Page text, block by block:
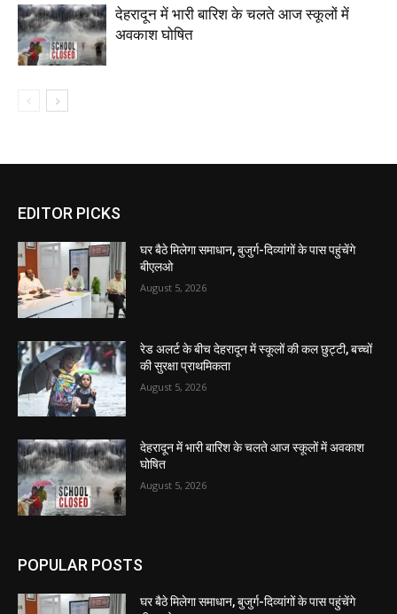
देहरादून में भारी बारिश के चलते आज स्कूलों में
अवकाश घोषित
EDITOR PICKS
घर बैठे मिलेगा समाधान, बुजुर्ग-दिव्यांगों के पास पहुंचेंगे
बीएलओ
August 5, 2026
रेड अलर्ट के बीच देहरादून में स्कूलों की कल छुट्टी, बच्चों
की सुरक्षा प्राथमिकता
August 5, 2026
देहरादून में भारी बारिश के चलते आज स्कूलों में अवकाश
घोषित
August 5, 2026
POPULAR POSTS
घर बैठे मिलेगा समाधान, बुजुर्ग-दिव्यांगों के पास पहुंचेंगे